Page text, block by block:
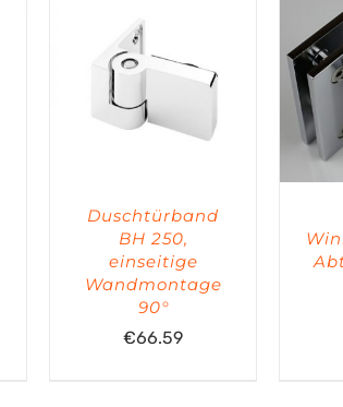
Duschtürband
BH 250,
einseitige
Wandmontage
90°
€66.59